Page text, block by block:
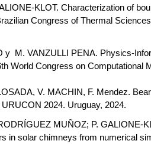
KLOT. Characterization of
Congress of Thermal
y  M. VANZULLI PENA. Physics-
World Congress on Computational
V. MACHIN, F. Mendez.
2024. Uruguay, 2024.
MUÑOZ; P. GALIONE-
in solar chimneys from numerical